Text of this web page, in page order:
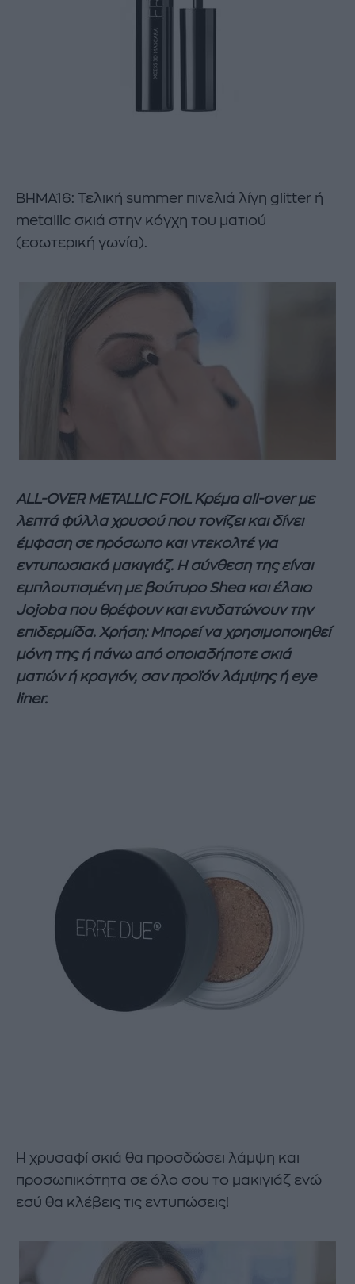
ΒΗΜΑ16: Τελική summer πινελιά λίγη glitter ή
metallic σκιά στην κόγχη του ματιού
(εσωτερική γωνία).
ALL-OVER METALLIC FOIL Κρέμα all-over με
λεπτά φύλλα χρυσού που τονίζει και δίνει
έμφαση σε πρόσωπο και ντεκολτέ για
εντυπωσιακά μακιγιάζ. Η σύνθεση της είναι
εμπλουτισμένη με βούτυρο Shea και έλαιο
Jojoba που θρέφουν και ενυδατώνουν την
επιδερμίδα. Χρήση: Μπορεί να χρησιμοποιηθεί
μόνη της ή πάνω από οποιαδήποτε σκιά
ματιών ή κραγιόν, σαν προϊόν λάμψης ή eye
liner.
Η χρυσαφί σκιά θα προσδώσει λάμψη και
προσωπικότητα σε όλο σου το μακιγιάζ ενώ
εσύ θα κλέβεις τις εντυπώσεις!